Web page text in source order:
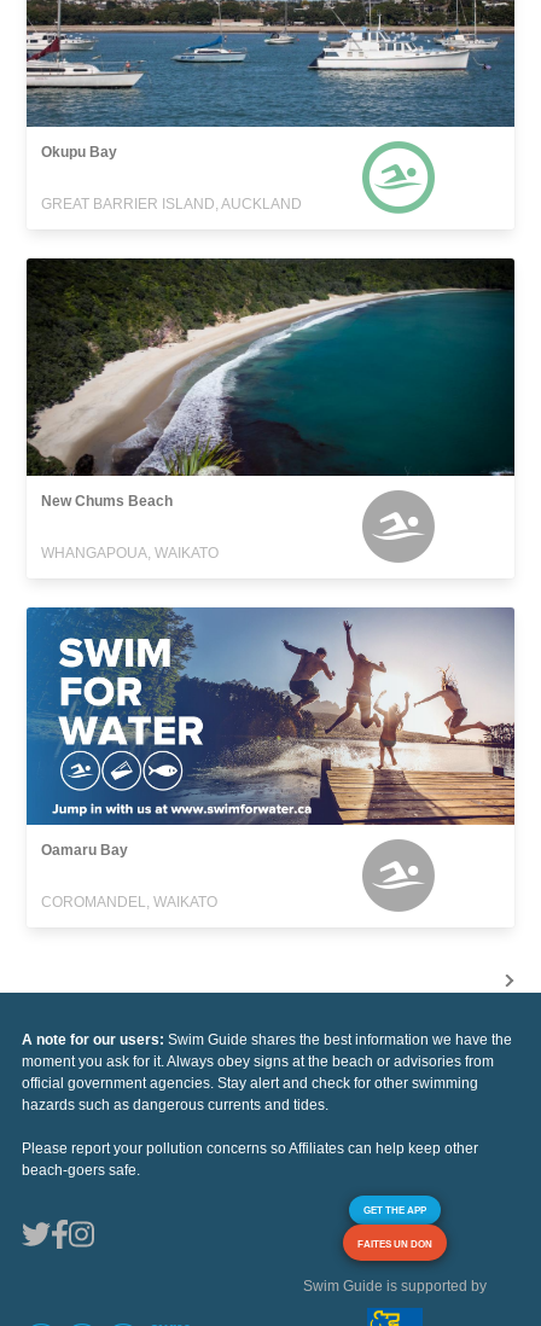
Okupu Bay
GREAT BARRIER ISLAND, AUCKLAND
New Chums Beach
WHANGAPOUA, WAIKATO
Oamaru Bay
COROMANDEL, WAIKATO
A note for our users: Swim Guide shares the best information we have the
moment you ask for it. Always obey signs at the beach or advisories from
official government agencies. Stay alert and check for other swimming
hazards such as dangerous currents and tides.
Please report your pollution concerns so Affiliates can help keep other
beach-goers safe.
GET THE APP
FAITES UN DON
Swim Guide is supported by